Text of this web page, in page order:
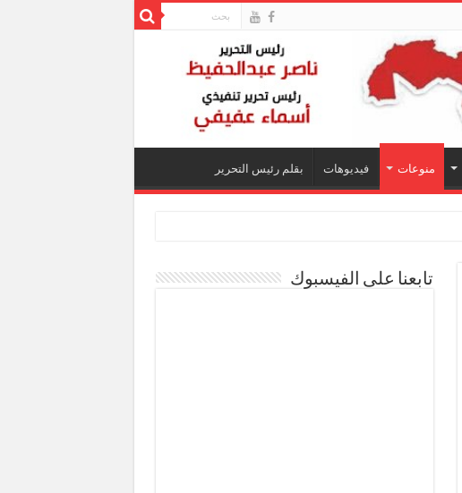
منوعات فيديوهات بقلم رئيس التحرير
تابعنا على الفيسبوك